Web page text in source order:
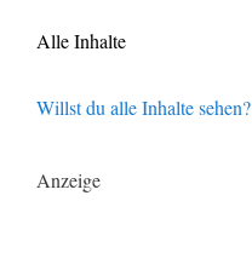
Alle Inhalte
Willst du alle Inhalte sehen?
Anzeige